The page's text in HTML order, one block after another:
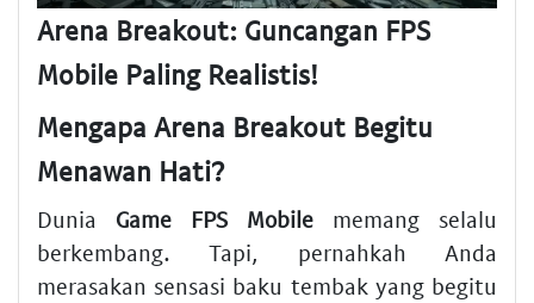
Arena Breakout: Guncangan FPS
Mobile Paling Realistis!
Mengapa Arena Breakout Begitu
Menawan Hati?
Dunia Game FPS Mobile memang selalu
berkembang. Tapi, pernahkah Anda
merasakan sensasi baku tembak yang begitu